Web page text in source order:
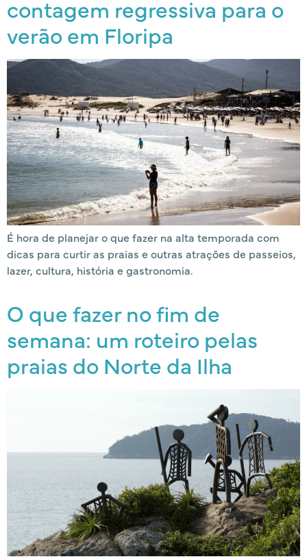
contagem regressiva para o
verão em Floripa
É hora de planejar o que fazer na alta temporada com
dicas para curtir as praias e outras atrações de passeios,
lazer, cultura, história e gastronomia.
O que fazer no fim de
semana: um roteiro pelas
praias do Norte da Ilha